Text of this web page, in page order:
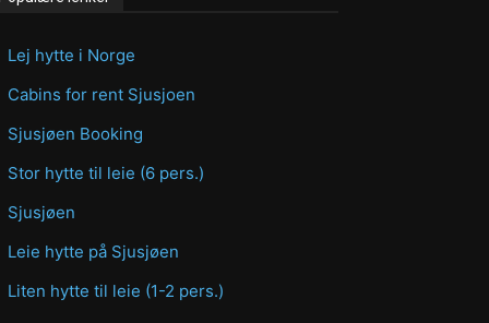
Lej hytte i Norge
Cabins for rent Sjusjoen
Sjusjøen Booking
Stor hytte til leie (6 pers.)
Sjusjøen
Leie hytte på Sjusjøen
Liten hytte til leie (1-2 pers.)